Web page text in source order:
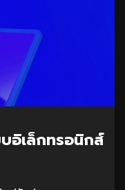
อิเล็กทรอนิกส์